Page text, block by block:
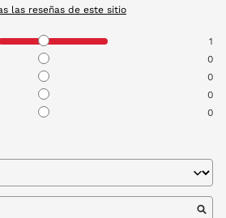
las reseñas de este sitio
1
0
0
0
0